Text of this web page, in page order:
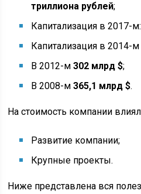
триллиона рублей;
Капитализация в 2017-
Капитализация в 2014-
В 2012-м302 млрд $;
В 2008-м365,1 млрд $.
На стоимость компании
Развитие компании;
Крупные проекты.
Ниже представлена вся